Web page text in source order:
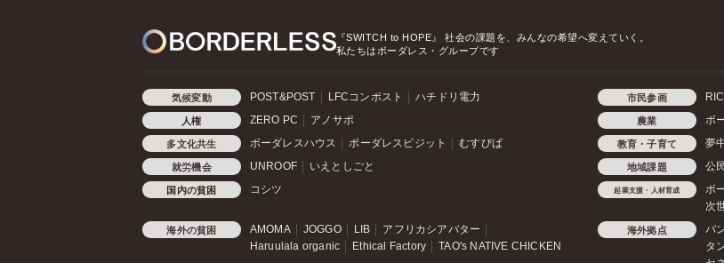
『SWITCH to HOPE』
社会の課題を、みんなの希望へ変えていく。
私たちはボーダレス・グループです
気候変動 POST&POST LFCコンポスト ハチドリ電力 市民参画
人権 ZERO PC アノサポ 農業 ボ
多文化共生 ボーダレスハウス ボーダレスビジット むすびば 教育・子育て 夢
就労機会 UNROOF いえとしごと 地域課題 公
国内の貧困 コシツ 起業支援・人材育成
ボ
次
海外の貧困 AMOMA JOGGO LIB
アフリカシアバター
Haruulala organic
Ethical Factory TAO's NATIVE CHICKEN
海外拠点 バ
タ